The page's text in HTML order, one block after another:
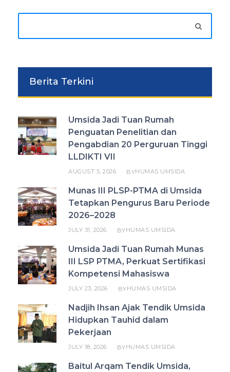
Berita Terkini
Umsida Jadi Tuan Rumah
Penguatan Penelitian dan
Pengabdian 20 Perguruan Tinggi
LLDIKTI VII
AUGUST 5, 2026 BYHUMAS UMSIDA
Munas III PLSP-PTMA di Umsida
Tetapkan Pengurus Baru Periode
2026–2028
JULY 31, 2026 BYHUMAS UMSIDA
Umsida Jadi Tuan Rumah Munas
III LSP PTMA, Perkuat Sertifikasi
Kompetensi Mahasiswa
JULY 23, 2026 BYHUMAS UMSIDA
Nadjih Ihsan Ajak Tendik Umsida
Hidupkan Tauhid dalam
Pekerjaan
JULY 18, 2026 BYHUMAS UMSIDA
Baitul Arqam Tendik Umsida,